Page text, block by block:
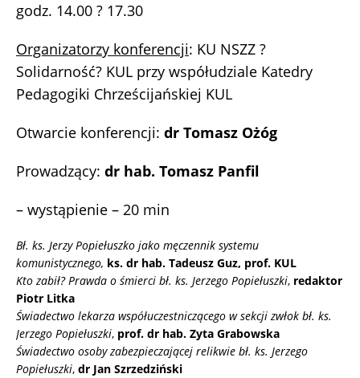
godz. 14.00 ? 17.30
Organizatorzy konferencji: KU NSZZ ?
Solidarność? KUL przy współudziale Katedry
Pedagogiki Chrześcijańskiej KUL
Otwarcie konferencji: dr Tomasz Ożóg
Prowadzący: dr hab. Tomasz Panfil
– wystąpienie – 20 min
Bł. ks. Jerzy Popiełuszko jako męczennik systemu
komunistycznego, ks. dr hab. Tadeusz Guz, prof. KUL
Kto zabił? Prawda o śmierci bł. ks. Jerzego Popiełuszki, redaktor
Piotr Litka
Świadectwo lekarza współuczestniczącego w sekcji zwłok bł. ks.
Jerzego Popiełuszki, prof. dr hab. Zyta Grabowska
Świadectwo osoby zabezpieczającej relikwie bł. ks. Jerzego
Popiełuszki, dr Jan Szrzedziński